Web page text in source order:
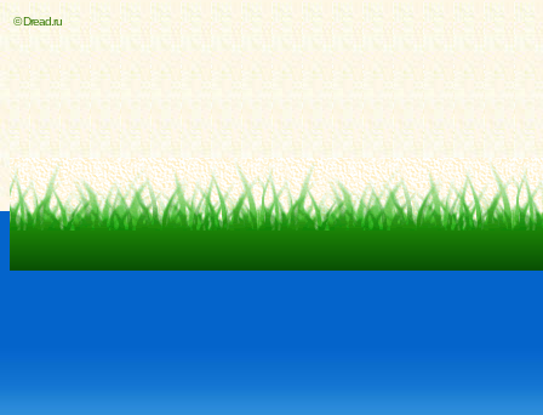
© Dread.ru